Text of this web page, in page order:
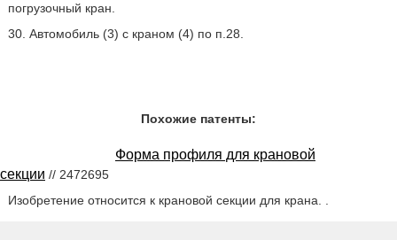
погрузочный кран.
30. Автомобиль (3) с краном (4) по п.28.
Похожие патенты:
Форма профиля для крановой
секции // 2472695
Изобретение относится к крановой секции для крана. .